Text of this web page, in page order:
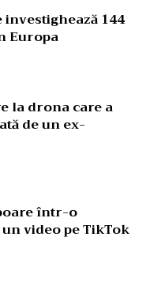
144
Europa
la drona care a
de un ex-
într-o
video pe TikTok